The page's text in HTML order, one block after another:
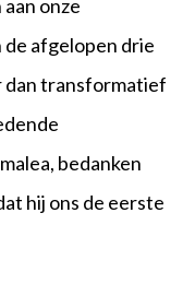
onze
afgelopen drie
dan transformatief
bedanken
hij ons de eerste